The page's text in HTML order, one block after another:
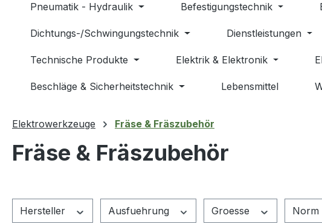
Pneumatik - Hydraulik Befestigungstechnik
Dichtungs-/Schwingungstechnik Dienstleistungen
Technische Produkte Elektrik & Elektronik
Beschläge & Sicherheitstechnik Lebensmittel
Elektrowerkzeuge Fräse & Fräszubehör
Fräse & Fräszubehör
Hersteller Ausfuehrung Groesse Norm